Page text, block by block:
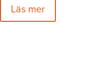
Läs mer